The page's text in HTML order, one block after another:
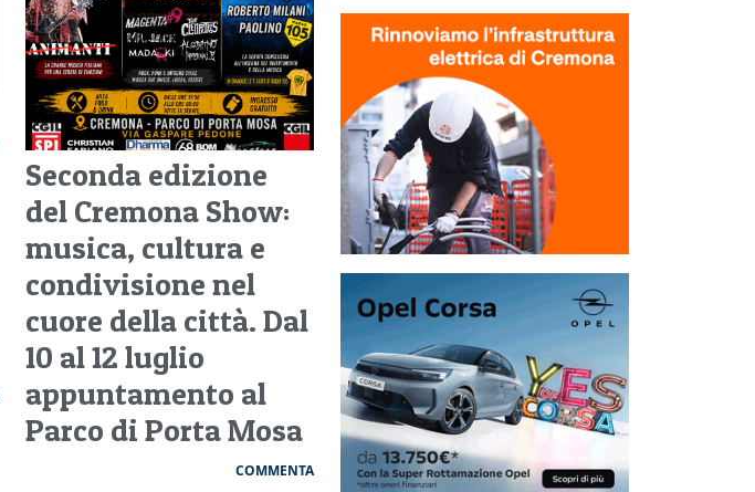
Seconda edizione
del Cremona Show:
musica, cultura e
condivisione nel
cuore della città. Dal
10 al 12 luglio
appuntamento al
Parco di Porta Mosa
COMMENTA